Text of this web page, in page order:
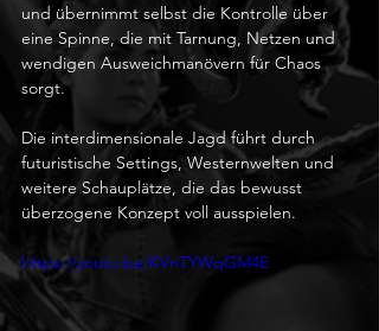
und übernimmt selbst die Kontrolle über
eine Spinne, die mit Tarnung, Netzen und
wendigen Ausweichmanövern für Chaos
sorgt.
Die interdimensionale Jagd führt durch
futuristische Settings, Westernwelten und
weitere Schauplätze, die das bewusst
überzogene Konzept voll ausspielen.
https://youtu.be/KVnTYWqGM4E